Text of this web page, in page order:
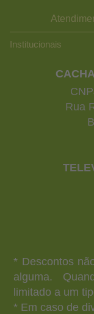
Institucionais
Rua
* Descontos
alguma.
limitado a um
* Em caso de